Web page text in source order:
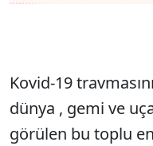
Kovid-19
dünya , gemi ve
görülen bu toplu